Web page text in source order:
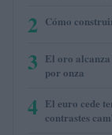
2 Cómo
3 El oro
por onza
4 El euro cede
contrastes